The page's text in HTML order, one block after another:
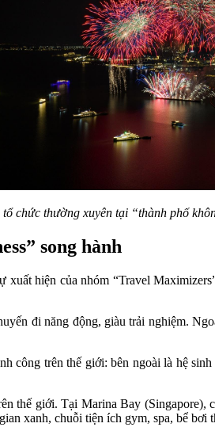
chức thường xuyên tại “thành phố
song hành
hiện của nhóm “Travel
đi năng động, giàu trải nghiệm.
công trên thế giới: bên ngoài là hệ
thế giới. Tại Marina Bay
xanh, chuỗi tiện ích gym, spa, bể